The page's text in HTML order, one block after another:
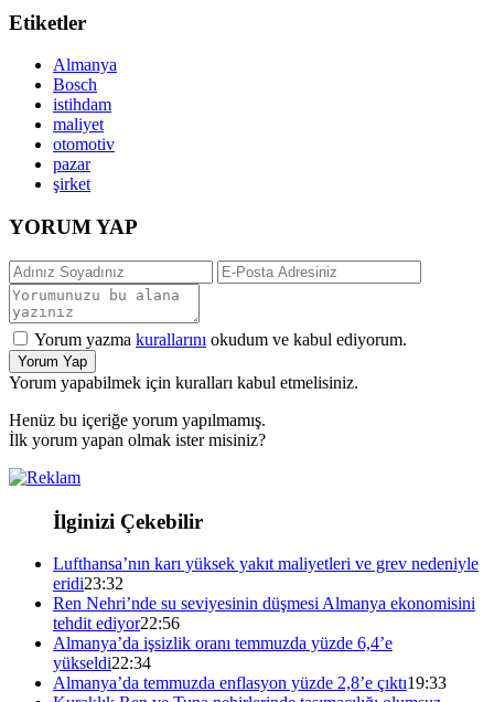
Etiketler
Almanya
Bosch
istihdam
maliyet
otomotiv
pazar
şirket
YORUM YAP
Yorum yazma kurallarını okudum ve kabul ediyorum.
Yorum Yap
Yorum yapabilmek için kuralları kabul etmelisiniz.
Henüz bu içeriğe yorum yapılmamış.
İlk yorum yapan olmak ister misiniz?
İlginizi Çekebilir
Lufthansa’nın karı yüksek yakıt maliyetleri ve grev nedeniyle
eridi23:32
Ren Nehri’nde su seviyesinin düşmesi Almanya ekonomisini
tehdit ediyor22:56
Almanya’da işsizlik oranı temmuzda yüzde 6,4’e
yükseldi22:34
Almanya’da temmuzda enflasyon yüzde 2,8’e çıktı19:33